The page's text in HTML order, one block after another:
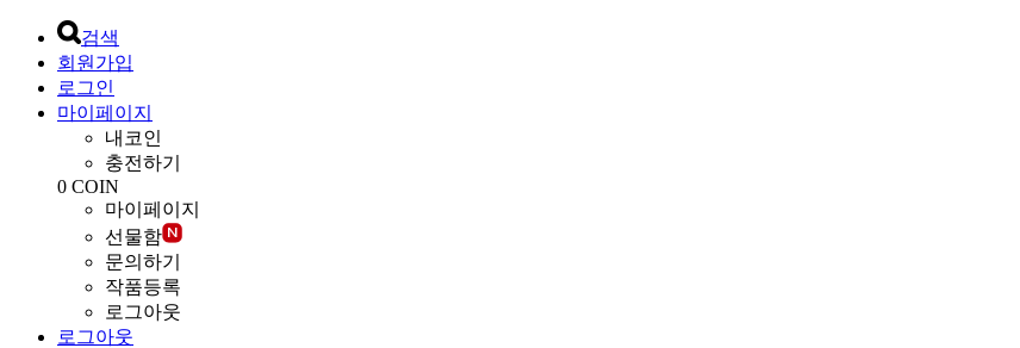
검색
회원가입
로그인
마이페이지
내코인
충전하기
0 COIN
마이페이지
선물함
문의하기
작품등록
로그아웃
로그아웃